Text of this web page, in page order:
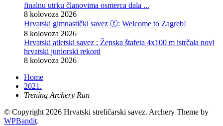
finalnu utrku članovima osmerca dala ...
8 kolovoza 2026
Hrvatski gimnastički savez ⓕ: Welcome to Zagreb!
8 kolovoza 2026
Hrvatski atletski savez : Ženska štafeta 4x100 m istrčala novi
hrvatski juniorski rekord
8 kolovoza 2026
Home
2021.
Trening Archery Run
© Copyright 2026 Hrvatski streličarski savez. Archery Theme by
WPBandit.